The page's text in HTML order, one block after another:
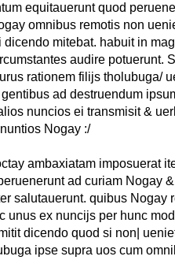
equitauerunt quod
omnibus remotis non
mitebat. habuit in
audire potuerunt.
rationem filijs tholubuga/
ad destruendum
nuncios ei transmisit &
Nogay :/
ambaxiatam imposuerat
ad curiam Nogay
salutauerunt. quibus Nogay
unus ex nuncijs per hunc
dicendo quod si non|
ipse supra uos cum